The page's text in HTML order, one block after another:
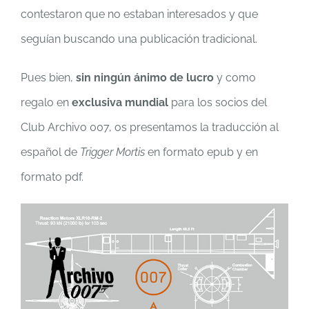
contestaron que no estaban interesados y que
seguían buscando una publicación tradicional.
Pues bien, sin ningún ánimo de lucro y como
regalo en exclusiva mundial para los socios del
Club Archivo 007, os presentamos la traducción al
español de Trigger Mortis en formato epub y en
formato pdf.